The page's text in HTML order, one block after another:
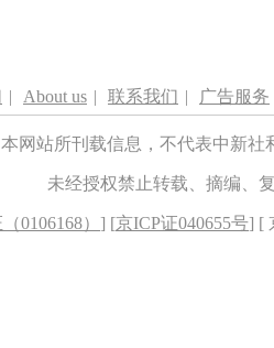
| About us | 联系我们 | 广告服务
本网站所刊载信息，不代表中新
未经授权禁止转载、摘编、
0106168） ] [京ICP证040655号] [